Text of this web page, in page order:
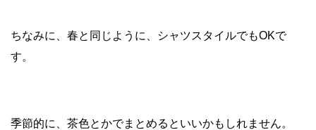
ちなみに、春と同じように、シャツスタイルでもOKで
す。
季節的に、茶色とかでまとめるといいかもしれません。